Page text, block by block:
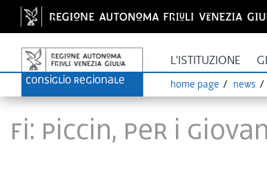
L'ISTITUZIONE
home page news
FI: Piccin, per i